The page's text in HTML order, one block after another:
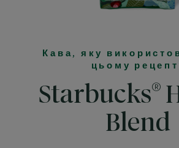
Кава, яку
цьому
Starbucks®
Blend